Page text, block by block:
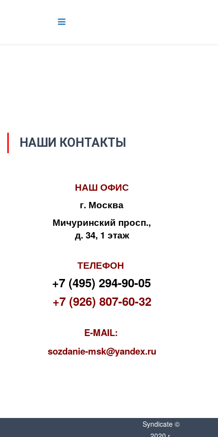
НАШИ КОНТАКТЫ
НАШ ОФИС
г. Москва
Мичуринский просп.,
д. 34, 1 этаж
ТЕЛЕФОН
+7 (495) 294-90-05
+7 (926) 807-60-32
E-MAIL:
sozdanie-msk@yandex.ru
Syndicate ©